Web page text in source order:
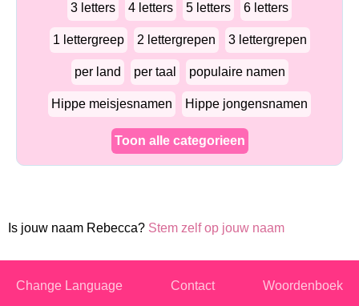
3 letters 4 letters 5 letters 6 letters
1 lettergreep 2 lettergrepen 3 lettergrepen
per land per taal populaire namen
Hippe meisjesnamen Hippe jongensnamen
Toon alle categorieen
Is jouw naam Rebecca? Stem zelf op jouw naam
Change Language Contact Woordenboek